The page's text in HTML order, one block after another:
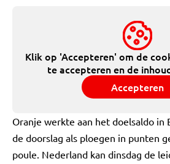
Klik op 'Accepteren' om de
te accepteren en de
Accepteren
Oranje werkte aan het doelsaldo in
de doorslag als ploegen in punten
poule. Nederland kan dinsdag de